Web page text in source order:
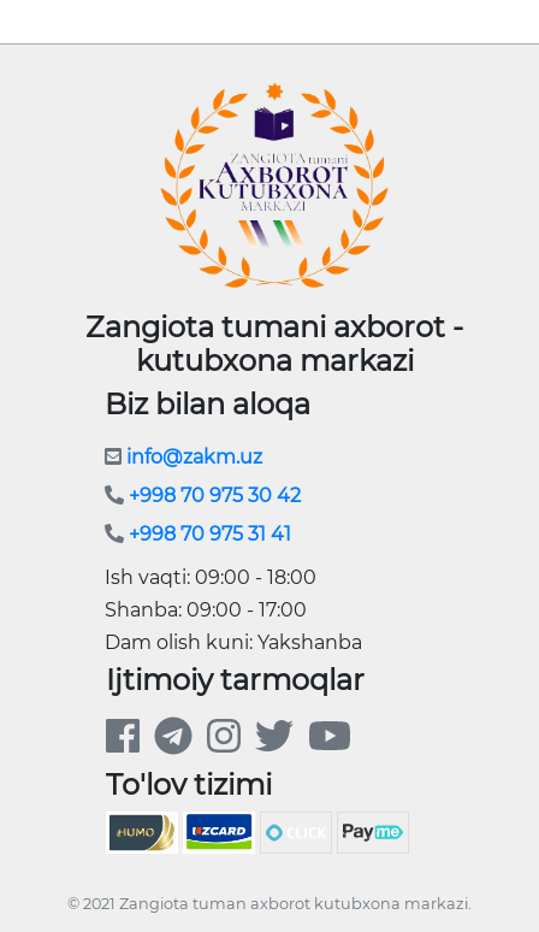
Zangiota tumani axborot -
kutubxona markazi
Biz bilan aloqa
info@zakm.uz
+998 70 975 30 42
+998 70 975 31 41
Ish vaqti: 09:00 - 18:00
Shanba: 09:00 - 17:00
Dam olish kuni: Yakshanba
Ijtimoiy tarmoqlar
To'lov tizimi
© 2021 Zangiota tuman axborot kutubxona markazi.